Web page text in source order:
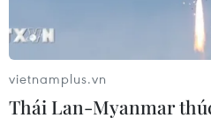
vietnamplus.vn
Thái Lan-Myanmar